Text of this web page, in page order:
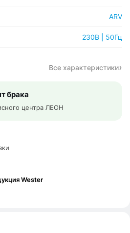
ARV
230В | 50Гц
Все характеристики
брака
центра ЛЕОН
Wester